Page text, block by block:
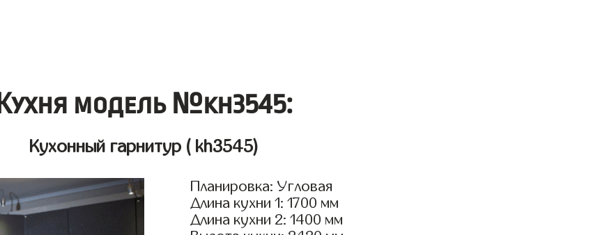
Кухня модель №kh3545:
Кухонный гарнитур ( kh3545)
Планировка: Угловая
Длина кухни 1: 1700 мм
Длина кухни 2: 1400 мм